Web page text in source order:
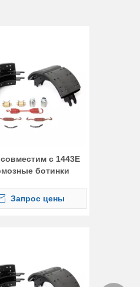
с 1443E
ботинки
Запрос цены